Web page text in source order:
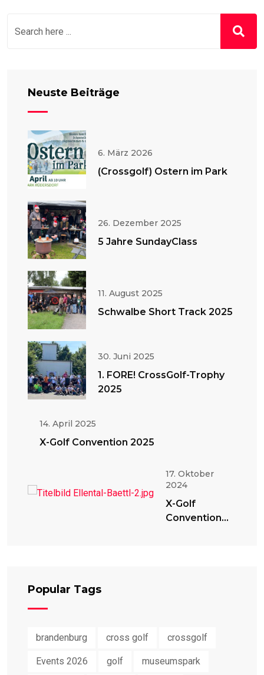
Neuste Beiträge
6. März 2026
(Crossgolf) Ostern im Park
26. Dezember 2025
5 Jahre SundayClass
11. August 2025
Schwalbe Short Track 2025
30. Juni 2025
1. FORE! CrossGolf-Trophy
2025
14. April 2025
X-Golf Convention 2025
17. Oktober
2024
X-Golf
Convention
Popular Tags
brandenburg cross golf crossgolf
Events 2026 golf museumspark